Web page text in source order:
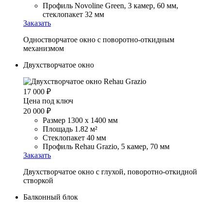
Профиль Novoline Green, 3 камер, 60 мм,
стеклопакет 32 мм
Заказать
Одностворчатое окно с поворотно-откидным
механизмом
Двухстворчатое окно
17 000 ₽
Цена под ключ
20 000 ₽
Размер 1300 х 1400 мм
Площадь 1.82 м²
Стеклопакет 40 мм
Профиль Rehau Grazio, 5 камер, 70 мм
Заказать
Двухстворчатое окно с глухой, поворотно-откидной
створкой
Балконный блок